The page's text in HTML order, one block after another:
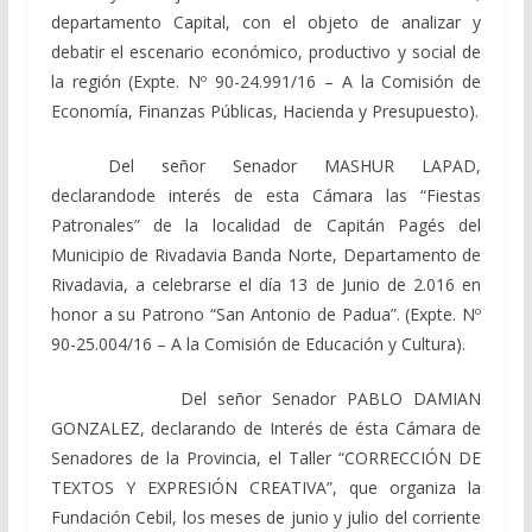
departamento Capital, con el objeto de analizar y
debatir el escenario económico, productivo y social de
la región (Expte. Nº 90-24.991/16 – A la Comisión de
Economía, Finanzas Públicas, Hacienda y Presupuesto).
Del señor Senador MASHUR LAPAD,
declarandode interés de esta Cámara las “Fiestas
Patronales” de la localidad de Capitán Pagés del
Municipio de Rivadavia Banda Norte, Departamento de
Rivadavia, a celebrarse el día 13 de Junio de 2.016 en
honor a su Patrono “San Antonio de Padua”. (Expte. Nº
90-25.004/16 – A la Comisión de Educación y Cultura).
Del señor Senador PABLO DAMIAN
GONZALEZ, declarando de Interés de ésta Cámara de
Senadores de la Provincia, el Taller “CORRECCIÓN DE
TEXTOS Y EXPRESIÓN CREATIVA”, que organiza la
Fundación Cebil, los meses de junio y julio del corriente